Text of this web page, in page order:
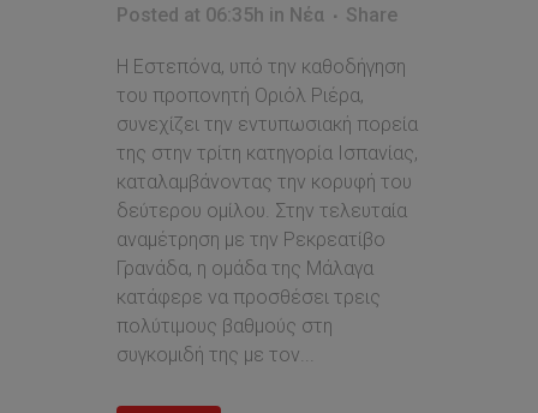
Posted at 06:35h in Νέα Share
Η Εστεπόνα, υπό την καθοδήγηση
του προπονητή Οριόλ Ριέρα,
συνεχίζει την εντυπωσιακή πορεία
της στην τρίτη κατηγορία Ισπανίας,
καταλαμβάνοντας την κορυφή του
δεύτερου ομίλου. Στην τελευταία
αναμέτρηση με την Ρεκρεατίβο
Γρανάδα, η ομάδα της Μάλαγα
κατάφερε να προσθέσει τρεις
πολύτιμους βαθμούς στη
συγκομιδή της με τον...